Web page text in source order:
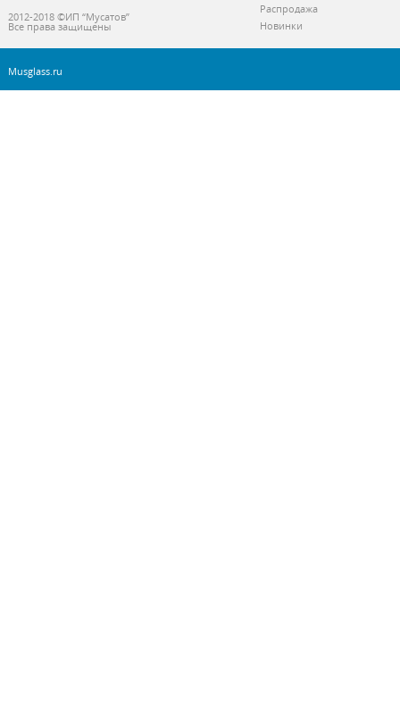
2012-2018 ©ИП “Мусатов”
Все права защищены
Распродажа
Новинки
Musglass.ru